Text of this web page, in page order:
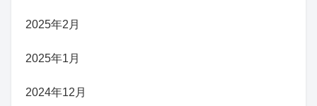
2025年2月
2025年1月
2024年12月